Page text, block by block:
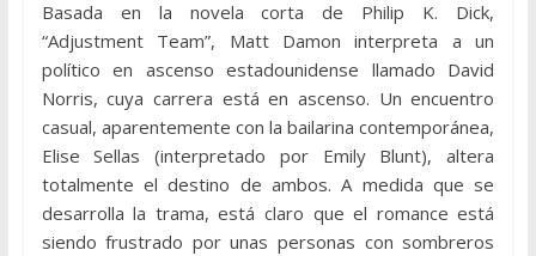
Basada en la novela corta de Philip K. Dick,
“Adjustment Team”, Matt Damon interpreta a un
político en ascenso estadounidense llamado David
Norris, cuya carrera está en ascenso. Un encuentro
casual, aparentemente con la bailarina contemporánea,
Elise Sellas (interpretado por Emily Blunt), altera
totalmente el destino de ambos. A medida que se
desarrolla la trama, está claro que el romance está
siendo frustrado por unas personas con sombreros